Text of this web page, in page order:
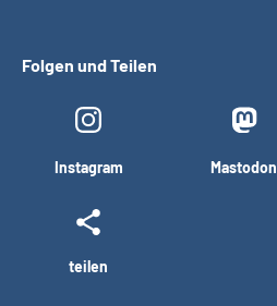
Folgen und Teilen
Instagram Mastodon
teilen